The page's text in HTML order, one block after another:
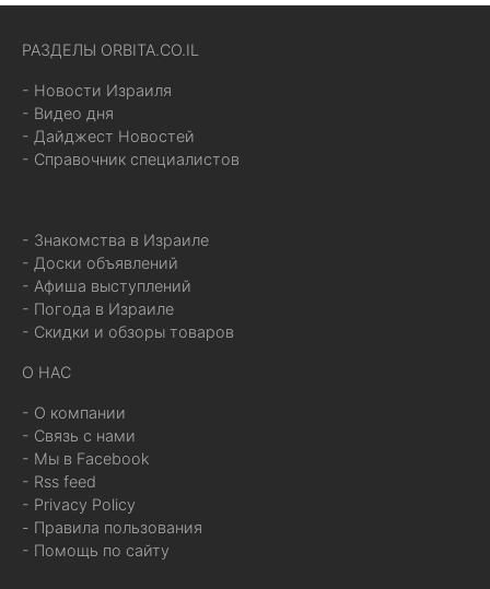
РАЗДЕЛЫ ORBITA.CO.IL
- Новости Израиля
- Видео дня
- Дайджест Новостей
- Справочник специалистов
- Знакомства в Израиле
- Доски объявлений
- Афиша выступлений
- Погода в Израиле
- Скидки и обзоры товаров
О НАС
- О компании
- Связь с нами
- Мы в Facebook
- Rss feed
- Privacy Policy
- Правила пользования
- Помощь по сайту